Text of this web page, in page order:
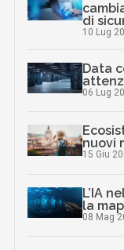
di
10 Lug
Data
06 Lug
nuovi
15 Giu
L’IA
la
08 Mag